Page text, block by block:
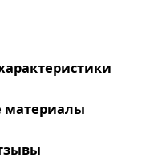
материалы